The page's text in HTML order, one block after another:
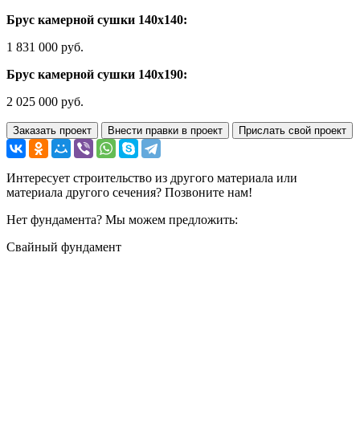
Брус камерной сушки 140х140:
1 831 000 руб.
Брус камерной сушки 140х190:
2 025 000 руб.
Заказать проект Внести правки в проект Прислать свой проект
Интересует строительство из другого материала или
материала другого сечения? Позвоните нам!
Нет фундамента? Мы можем предложить:
Свайный фундамент